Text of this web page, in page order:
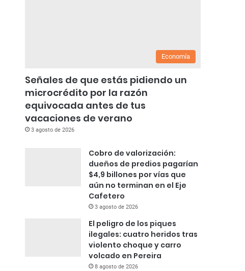
Economía
Señales de que estás pidiendo un
microcrédito por la razón
equivocada antes de tus
vacaciones de verano
3 agosto de 2026
Cobro de valorización:
dueños de predios pagarían
$4,9 billones por vías que
aún no terminan en el Eje
Cafetero
3 agosto de 2026
El peligro de los piques
ilegales: cuatro heridos tras
violento choque y carro
volcado en Pereira
8 agosto de 2026